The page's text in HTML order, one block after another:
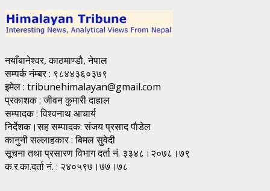
नयाँबानेश्वर, काठमाण्डाै, नेपाल
सम्पर्क नंम्बर : ९८४४३६०३७९
इमेल : tribunehimalayan@gmail.com
प्रकाशक : जीवन कुमारी दाहाल
सम्पादक : विश्वनाथ आचार्य
निर्देशक।सह सम्पादक: संजय प्रसाद पाैडेल
कानुनी सल्लाहकार : बिमल सुवेदी
सूचना तथा प्रसारण विभाग दर्ता नं. ३३४८।२०७८।७९
क.र.का.दर्ता नं. : २४०५९७।७७।७८